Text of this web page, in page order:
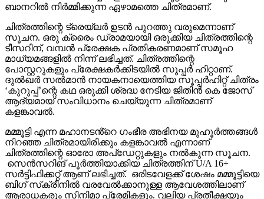
ചിത്രത്തിന്റെ ട്രെയ്‌ലർ ഉടൻ പുറത്തു വരുമെന്നാണ്
സൂചന. ഒരു ക്രൈം ഡ്രാമയായി ഒരുക്കിയ ചിത്രത്തിന്റെ
ടീസറിന്, വമ്പൻ പ്രേക്ഷക പ്രതികരണമാണ് സമൂഹ
മാധ്യമങ്ങളിൽ നിന്ന് ലഭിച്ചത്. ചിത്രത്തിന്റെ
പോസ്റ്ററുകളും പ്രേക്ഷകർക്കിടയിൽ സൂപ്പർ ഹിറ്റാണ്.
ദുൽഖർ സൽമാൻ നായകനായെത്തിയ സൂപ്പർഹിറ്റ് ചിത്രം
‘കുറുപ്പ്’ന്റെ കഥ ഒരുക്കി ശ്രദ്ധ നേടിയ ജിതിൻ കെ ജോസ്
ആദ്യമായ് സംവിധാനം ചെയ്യുന്ന ചിത്രമാണ്
കളങ്കാവൽ.
മമ്മൂട്ടി എന്ന മഹാനടൻ്റെ ഗംഭീര അഭിനയ മുഹൂർത്തങ്ങൾ
ചിത്രത്തിന്റെ ഓരോ അപ്‌ഡേറ്റുകളും നൽകുന്ന സൂചന.
സെൻസറിങ് പൂർത്തിയാക്കിയ ചിത്രത്തിന് U/A 16+
സർട്ടിഫിക്കറ്റ് ആണ് ലഭിച്ചത്. ഒരിടവേളക്ക് ശേഷം മമ്മൂട്ടിയെ
ബിഗ് സ്‌ക്രീനിൽ വരവേൽക്കാനുള്ള ആവേശത്തിലാണ്
ആരാധകരും സിനിമാ പ്രേമികളും. വലിയ പ്രതീക്ഷയും
ആകാംഷയുമാണ് ചിത്രത്തെ കുറിച്ച് പ്രേക്ഷകർക്കുള്ളത്.